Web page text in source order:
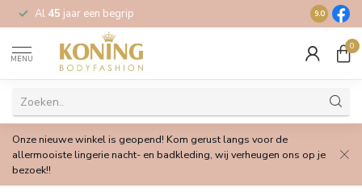
Al 45 jaar een begrip Gratis
9.0
MENU
0
Onze nieuwe winkel is geopend! Kom gerust langs voor de
allermooiste lingerie nacht- en badkleding, wij verheugen ons op je
bezoek!!